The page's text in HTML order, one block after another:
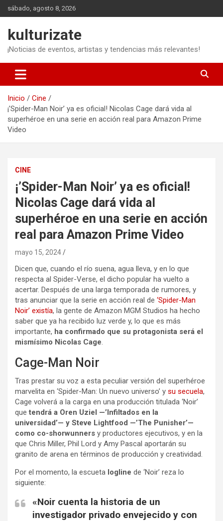
Saltar
al
sábado, agosto 8, 2026
kulturizate
¡Noticias de eventos, artistas y tendencias más relevantes!
Inicio
Cine
¡’Spider-Man Noir’ ya es oficial! Nicolas Cage dará vida al
superhéroe en una serie en acción real para Amazon Prime
Video
CINE
¡’Spider-Man Noir’ ya es oficial!
Nicolas Cage dará vida al
superhéroe en una serie en acción
real para Amazon Prime Video
mayo 15, 2024
Dicen que, cuando el río suena, agua lleva, y en lo que
respecta al Spider-Verse, el dicho popular ha vuelto a
acertar. Después de una larga temporada de rumores, y
tras anunciar que la serie en acción real de ‘Spider-Man
Noir’ existía, la gente de Amazon MGM Studios ha hecho
saber que ya ha recibido luz verde y, lo que es más
importante, ha confirmado que su protagonista será el
mismísimo Nicolas Cage.
Cage-Man Noir
Tras prestar su voz a esta peculiar versión del superhéroe
marvelita en ‘Spider-Man: Un nuevo universo’ y su secuela,
Cage volverá a la carga en una producción titulada ‘Noir’
quetendrá a Oren Uziel —’Infiltados en la
universidad’— y Steve Lightfood —’The Punisher’—
como co-shorwunners y productores ejecutivos, y en la
que Chris Miller, Phil Lord y Amy Pascal aportarán su
granito de arena en términos de producción y creatividad.
Por el momento, la escueta logline de ‘Noir’ reza lo
siguiente:
«Noir cuenta la historia de un
investigador privado envejecido y con